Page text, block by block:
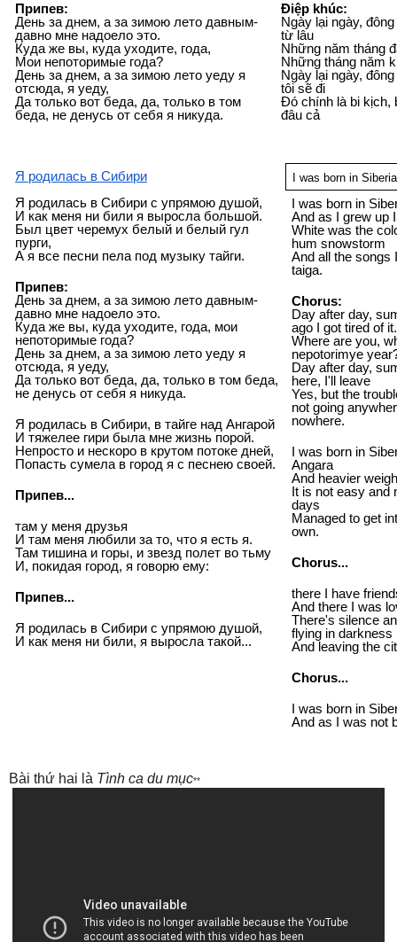
Припев:
День за днем, а за зимою лето давным-
давно мне надоело это.
Куда же вы, куда уходите, года,
Мои непоторимые года?
День за днем, а за зимою лето уеду я
отсюда, я уеду,
Да только вот беда, да, только в том
беда, не денусь от себя я никуда.
Điệp khúc:
Ngày lại ngày,
từ lâu
Những năm tháng
Những tháng năm
Ngày lại ngày,
tôi sẽ đi
Đó chính là bi kịch,
đâu cả
Я родилась в Сибири I was born in Siberia
Я родилась в Сибири с упрямою душой,
И как меня ни били я выросла большой.
Был цвет черемух белый и белый гул
пурги,
А я все песни пела под музыку тайги.
Припев:
День за днем, а за зимою лето давным-
давно мне надоело это.
Куда же вы, куда уходите, года, мои
непоторимые года?
День за днем, а за зимою лето уеду я
отсюда, я уеду,
Да только вот беда, да, только в том беда,
не денусь от себя я никуда.
Я родилась в Сибири, в тайге над Ангарой
И тяжелее гири была мне жизнь порой.
Непросто и нескоро в крутом потоке дней,
Попасть сумела в город я с песнею своей.
Припев...
там у меня друзья
И там меня любили за то, что я есть я.
Там тишина и горы, и звезд полет во тьму
И, покидая город, я говорю ему:
Припев...
Я родилась в Сибири с упрямою душой,
И как меня ни били, я выросла такой...
I was born in
And as I grew up
White was the
hum snowstorm
And all the songs
taiga.
Chorus:
Day after day,
ago I got tired of it.
Where are you,
nepotorimye
Day after day,
here, I'll leave
Yes, but the
not going
nowhere.
I was born in
Angara
And heavier
It is not easy and
days
Managed to get
own.
Chorus...
there I have
And there I was
There's silence
flying in darkness
And leaving the
Chorus...
I was born in
And as I was not
Bài thứ hai là Tình ca du mục**